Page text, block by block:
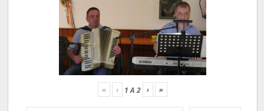
« ‹ 1A2 › »